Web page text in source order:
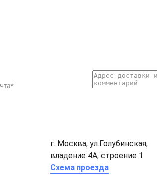
г. Москва, ул.Голубинская,
владение 4А, строение 1
Схема проезда